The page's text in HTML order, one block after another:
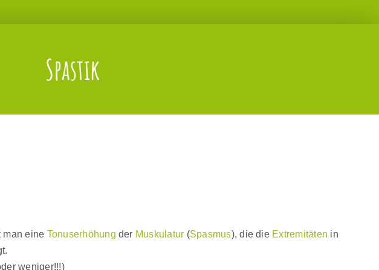
Spastik
man eine Tonuserhöhung der Muskulatur (Spasmus), die die Extremitäten in
weniger!!!)